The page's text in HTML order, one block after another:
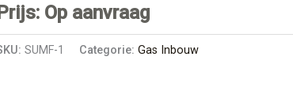
Prijs: Op aanvraag
SUMF-1 Categorie:Gas Inbouw